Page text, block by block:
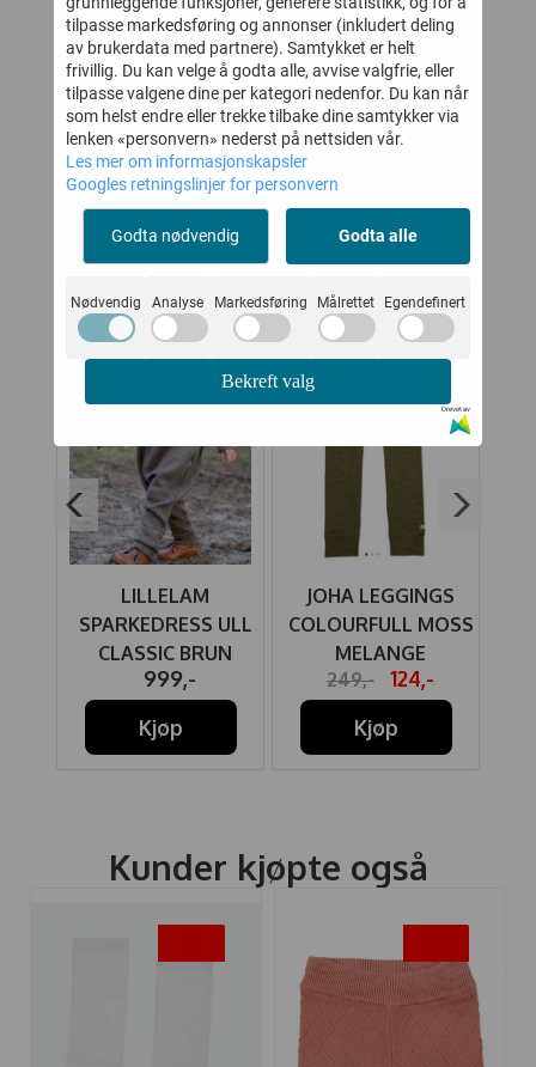
299,-
164,-
Kjøp
LYSEBLÅ
229,-
114,-
Kjøp
KUNDER SOM SÅ PÅ DETTE SÅ
OGSÅ PÅ
LILLELAM
SPARKEDRESS ULL
CLASSIC BRUN
999,-
Kjøp
50%
JOHA LEGGINGS
COLOURFULL MOSS
MELANGE
249,-
124,-
Kjøp
Kunder kjøpte også
tilpasse markedsføring og annonser (inkludert deling
av brukerdata med partnere). Samtykket er helt
frivillig. Du kan velge å godta alle, avvise valgfrie, eller
tilpasse valgene dine per kategori nedenfor. Du kan når
som helst endre eller trekke tilbake dine samtykker via
lenken «personvern» nederst på nettsiden vår.
Les mer om informasjonskapsler
Googles retningslinjer for personvern
Godta nødvendig Godta alle
Nødvendig Analyse Markedsføring Målrettet Egendefinert
Bekreft valg
Drevet av